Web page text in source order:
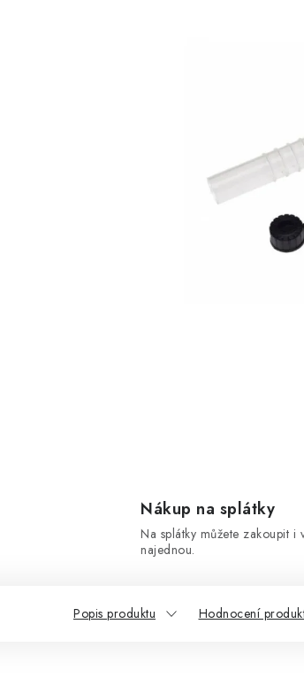
Nákup na splátky
Na splátky můžete zakoupit i
najednou.
Popis produktu Hodnocení